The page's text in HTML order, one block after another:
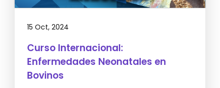
15 Oct, 2024
Curso Internacional:
Enfermedades Neonatales en
Bovinos